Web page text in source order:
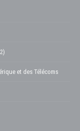
et des Télécoms